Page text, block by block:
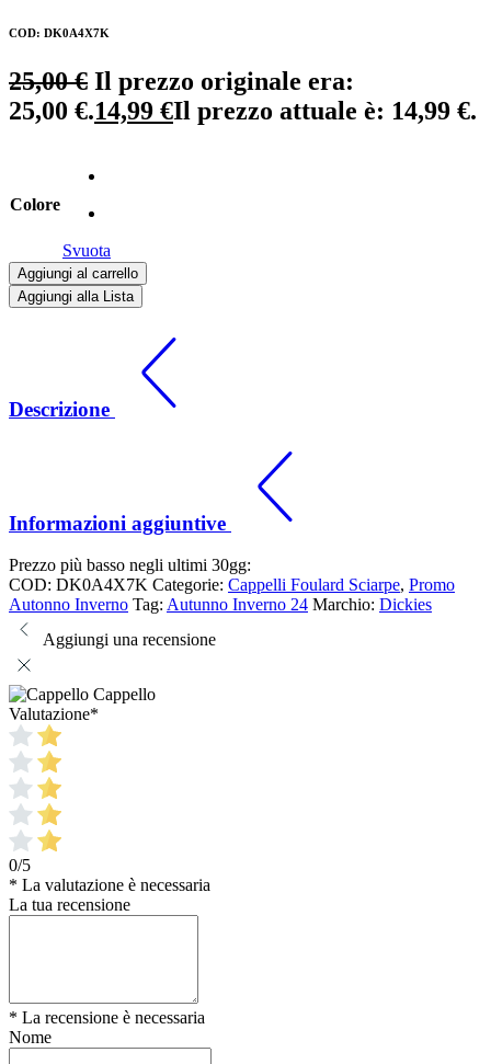
COD: DK0A4X7K
25,00€ Il prezzo originale era:
25,00 €.14,99 €Il prezzo attuale è: 14,99 €.
Colore
Svuota
Aggiungi al carrello
Aggiungi alla Lista
Descrizione
Informazioni aggiuntive
Prezzo più basso negli ultimi 30gg:
COD: DK0A4X7K Categorie: Cappelli Foulard Sciarpe, Promo
Autonno Inverno Tag: Autunno Inverno 24 Marchio: Dickies
Aggiungi una recensione
Cappello
Valutazione*
0/5
* La valutazione è necessaria
La tua recensione
* La recensione è necessaria
Nome